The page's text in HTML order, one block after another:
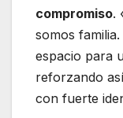
compromiso.
somos
espacio para
reforzando
con fuerte